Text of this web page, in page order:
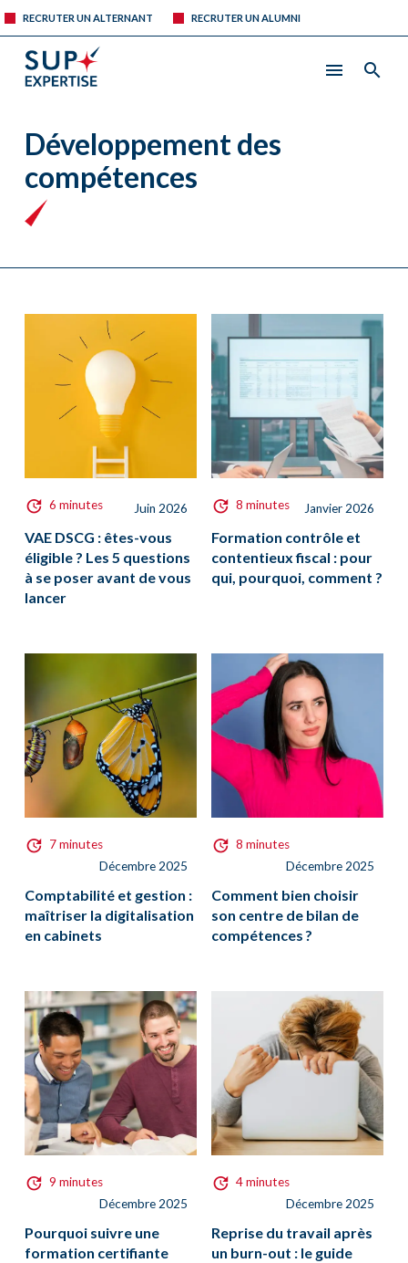
RECRUTER UN ALTERNANT RECRUTER UN ALUMNI
Développement des
compétences
6 minutes Juin 2026
VAE DSCG : êtes-vous
éligible ? Les 5 questions
à se poser avant de vous
lancer
8 minutes Janvier 2026
Formation contrôle et
contentieux fiscal : pour
qui, pourquoi, comment ?
7 minutes
Décembre 2025
Comptabilité et gestion :
maîtriser la digitalisation
en cabinets
8 minutes
Décembre 2025
Comment bien choisir
son centre de bilan de
compétences ?
9 minutes
Décembre 2025
Pourquoi suivre une
formation certifiante
4 minutes
Décembre 2025
Reprise du travail après
un burn-out : le guide